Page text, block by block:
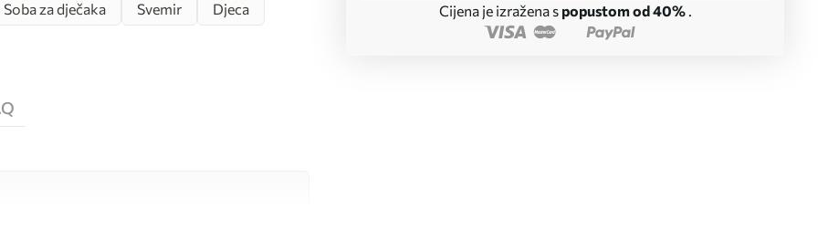
Cijena je izražena s popustom od 40%.
Soba za dječaka Svemir
Djeca